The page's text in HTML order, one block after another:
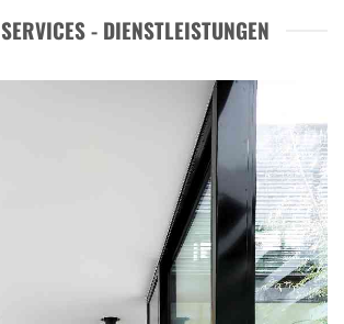
- DIENSTLEISTUNGEN